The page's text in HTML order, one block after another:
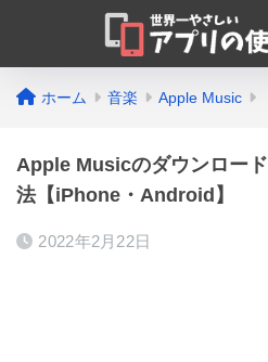
ホーム 音楽 Apple Music
Apple Musicのダウンロー
法【iPhone・Android】
2022年2月22日